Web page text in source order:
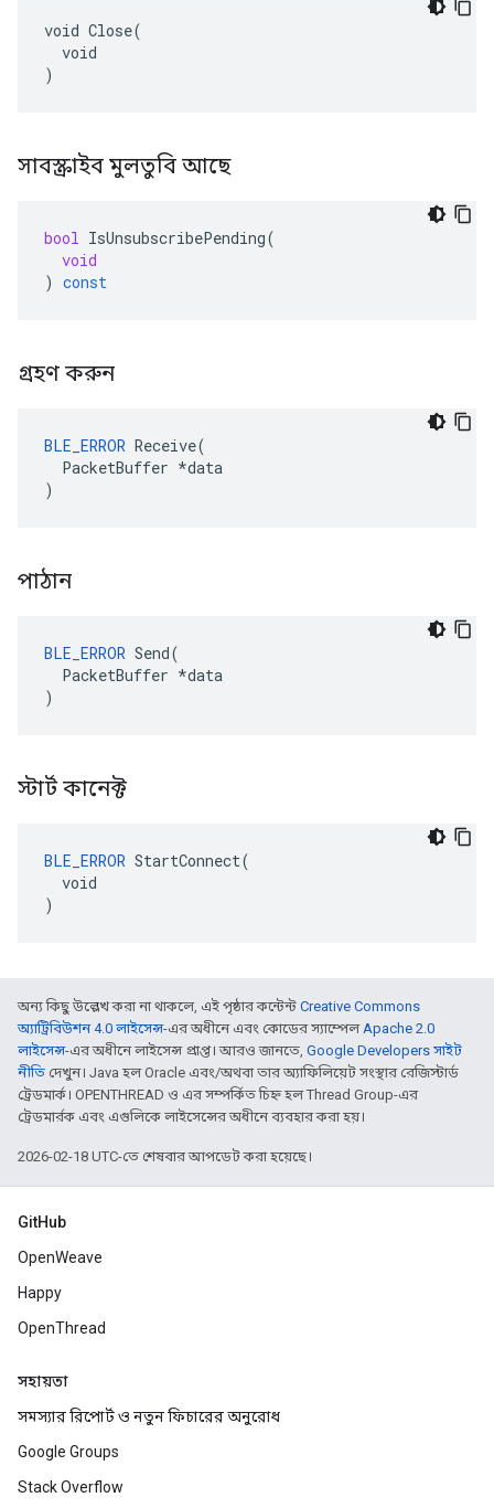
void Close(
  void
)
সাবস্ক্রাইব মুলতুবি আছে
bool IsUnsubscribePending(
void
) const
গ্রহণ করুন
BLE_ERROR Receive(
  PacketBuffer *data
)
পাঠান
BLE_ERROR Send(
  PacketBuffer *data
)
স্টার্ট কানেক্ট
BLE_ERROR StartConnect(
  void
)
অন্য কিছু উল্লেখ করা না থাকলে, এই পৃষ্ঠার কন্টেন্ট Creative Commons
অ্যাট্রিবিউশন 4.0 লাইসেন্স-এর অধীনে এবং কোডের স্যাম্পেলApache 2.0
লাইসেন্স-এর অধীনে লাইসেন্স প্রাপ্ত। আরও জানতে, Google Developers সাইট
নীতি দেখুন। Java হল Oracle এবং/অথবা তার অ্যাফিলিয়েট সংস্থার রেজিস্টার্ড
ট্রেডমার্ক। OPENTHREAD ও এর সম্পর্কিত চিহ্ন হল Thread Group-এর
ট্রেডমার্রক এবং এগুলিকে লাইসেন্সের অধীনে ব্যবহার করা হয়।
2026-02-18 UTC-তে শেষবার আপডেট করা হয়েছে।
GitHub
OpenWeave
Happy
OpenThread
সহায়তা
সমস্যার রিপোর্ট ও নতুন ফিচারের অনুরোধ
Google Groups
Stack Overflow